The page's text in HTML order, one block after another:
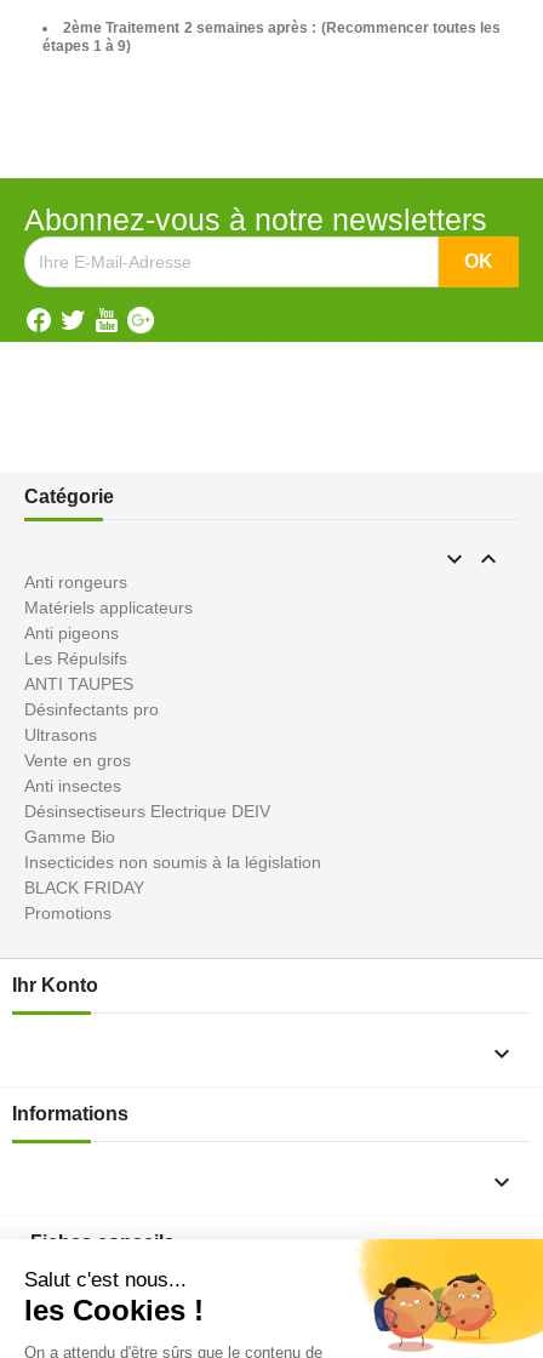
2ème Traitement 2 semaines après : (Recommencer toutes les
étapes 1 à 9)
Abonnez-vous à notre newsletters
Catégorie
 
Anti rongeurs
Matériels applicateurs
Anti pigeons
Les Répulsifs
ANTI TAUPES
Désinfectants pro
Ultrasons
Vente en gros
Anti insectes
Désinsectiseurs Electrique DEIV
Gamme Bio
Insecticides non soumis à la législation
BLACK FRIDAY
Promotions
Ihr Konto

Informations

Fiches conseils
